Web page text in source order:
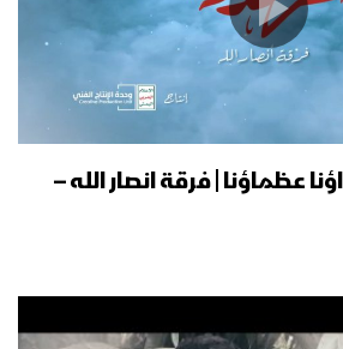
عظماؤنا | فرقة انصار الله –